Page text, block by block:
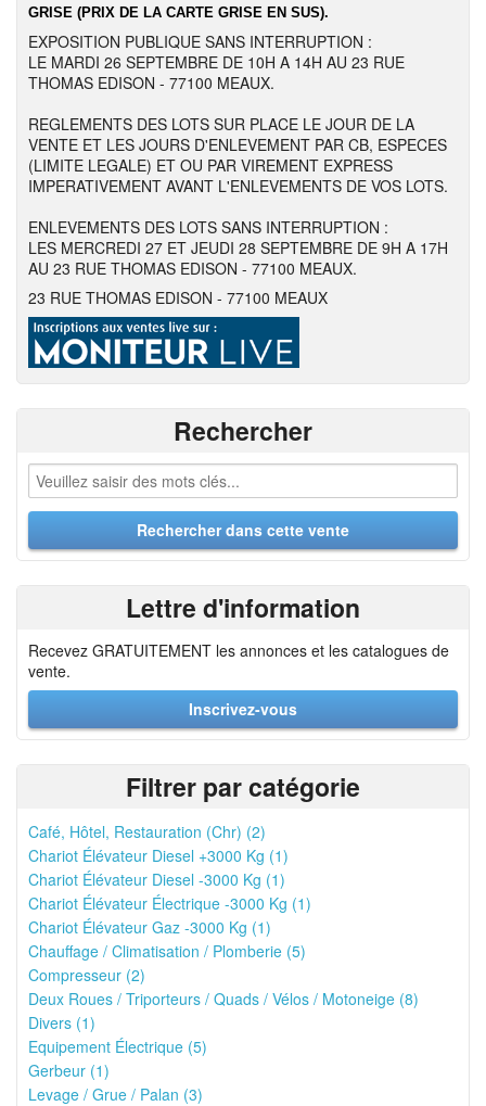
GRISE (PRIX DE LA CARTE GRISE EN SUS).
EXPOSITION PUBLIQUE SANS INTERRUPTION :
LE MARDI 26 SEPTEMBRE DE 10H A 14H AU 23 RUE
THOMAS EDISON - 77100 MEAUX.
REGLEMENTS DES LOTS SUR PLACE LE JOUR DE LA
VENTE ET LES JOURS D'ENLEVEMENT PAR CB, ESPECES
(LIMITE LEGALE) ET OU PAR VIREMENT EXPRESS
IMPERATIVEMENT AVANT L'ENLEVEMENTS DE VOS LOTS.
ENLEVEMENTS DES LOTS SANS INTERRUPTION :
LES MERCREDI 27 ET JEUDI 28 SEPTEMBRE DE 9H A 17H
AU 23 RUE THOMAS EDISON - 77100 MEAUX.
23 RUE THOMAS EDISON - 77100 MEAUX
Rechercher
Lettre d'information
Recevez GRATUITEMENT les annonces et les catalogues de
vente.
Inscrivez-vous
Filtrer par catégorie
Café, Hôtel, Restauration (Chr) (2)
Chariot Élévateur Diesel +3000 Kg (1)
Chariot Élévateur Diesel -3000 Kg (1)
Chariot Élévateur Électrique -3000 Kg (1)
Chariot Élévateur Gaz -3000 Kg (1)
Chauffage / Climatisation / Plomberie (5)
Compresseur (2)
Deux Roues / Triporteurs / Quads / Vélos / Motoneige (8)
Divers (1)
Equipement Électrique (5)
Gerbeur (1)
Levage / Grue / Palan (3)